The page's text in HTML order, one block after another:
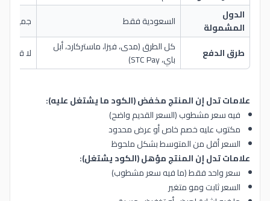
الدول
المشمولة
السعودية فقط جميع
طرق الدفع
كل الطرق (مدى، فيزا، ماستركارد، أبل
باي، STC Pay)
لا قيود
علامات تدل إن المنتج مخفض (الكود ما يشتغل عليه):
فيه سعر مشطوب (السعر القديم واضح)
مكتوب عليه خصم خاص أو عرض محدود
السعر أقل من المتوسط بشكل ملحوظ
علامات تدل إن المنتج مؤهل (الكود يشتغل):
سعر واحد فقط (ما فيه سعر مشطوب)
السعر ثابت ومو متغير